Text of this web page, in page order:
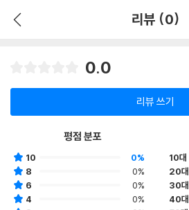
리뷰 (0)
0.0
리뷰 쓰기
평점 분포
10
0%
8
0%
6
0%
4
0%
10대
20대
30대
40대